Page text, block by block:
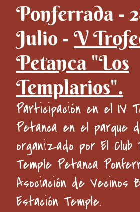
Ponferrada -
Julio - V
Petanca "Los
Templarios".
Participación en el IV
Petanca en el parque
organizado por El Club
Temple Petanca
Asociación de Vecinos
Estación Temple.